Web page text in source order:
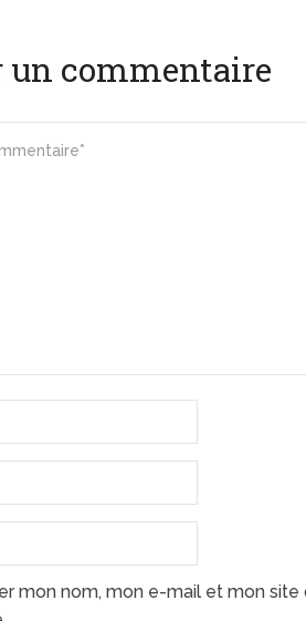
un commentaire
mon nom, mon e-mail et mon